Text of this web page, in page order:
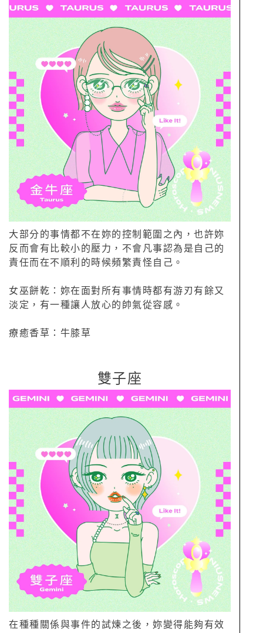
大部分的事情都不在妳的控制範圍之內，也許妳
反而會有比較小的壓力，不會凡事認為是自己的
責任而在不順利的時候頻繁責怪自己。
女巫餅乾：妳在面對所有事情時都有游刃有餘又
淡定，有一種讓人放心的帥氣從容感。
療癒香草：牛膝草
雙子座
在種種關係與事件的試煉之後，妳變得能夠有效